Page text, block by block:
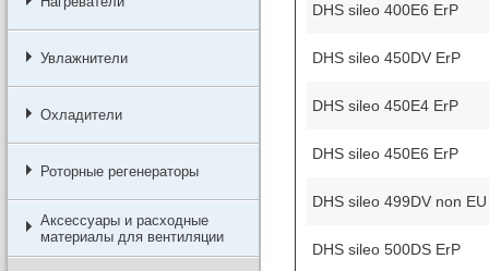
Увлажнители
Охладители
Роторные регенераторы
Аксессуары и расходные
материалы для вентиляции
DHS sileo 400E6 ErP
DHS sileo 450DV ErP
DHS sileo 450E4 ErP
DHS sileo 450E6 ErP
DHS sileo 499DV non EU
DHS sileo 500DS ErP